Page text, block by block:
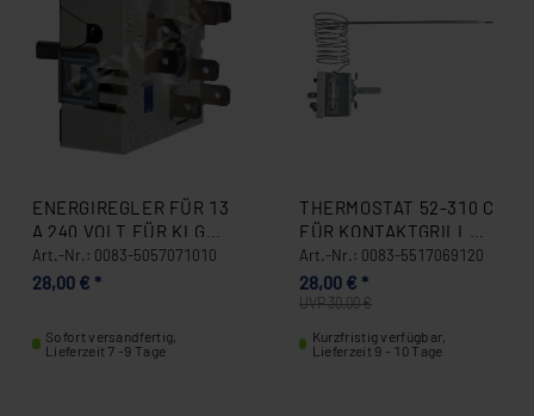
ENERGIREGLER FÜR 13
A 240 VOLT FÜR KLG
DÖNERGRILL 0083-
5057071010
Art.-Nr.: 0083-5057071010
28,00 € *
Sofort versandfertig,
Lieferzeit 7 -9 Tage
THERMOSTAT 52-310 C
FÜR KONTAKTGRILL
EGO 0083-5517069120
Art.-Nr.: 0083-5517069120
UVP 30,00 €
28,00 € *
Kurzfristig verfügbar,
Lieferzeit 9 - 10 Tage